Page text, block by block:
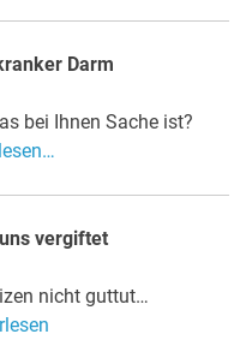
Darm
bei Ihnen Sache ist?
vergiftet
nicht guttut…